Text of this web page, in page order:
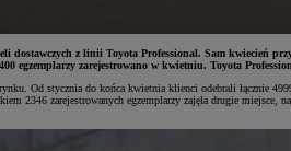
dostawczych z linii Toyota Professional. Sam
egzemplarzy zarejestrowano w kwietniu. Toyota
Od stycznia do końca kwietnia klienci odebrali łącznie
2346 zarejestrowanych egzemplarzy zajęła drugie